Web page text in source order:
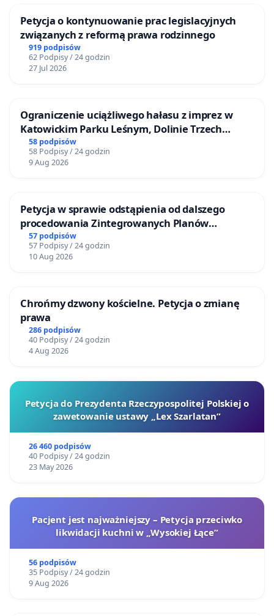
Petycja o kontynuowanie prac legislacyjnych
związanych z reformą prawa rodzinnego
919 podpisów
62 Podpisy / 24 godzin
27 Jul 2026
Ograniczenie uciążliwego hałasu z imprez w
Katowickim Parku Leśnym, Dolinie Trzech
Stawów i na Lotnisku Muchowiec
58 podpisów
58 Podpisy / 24 godzin
9 Aug 2026
Petycja w sprawie odstąpienia od dalszego
procedowania Zintegrowanych Planów
Inwestycyjnych „Myślenice – Barnasiówka” oraz
„Myślenice – Bukówka”
57 podpisów
57 Podpisy / 24 godzin
10 Aug 2026
Chrońmy dzwony kościelne. Petycja o zmianę
prawa
286 podpisów
40 Podpisy / 24 godzin
4 Aug 2026
Petycja do Prezydenta Rzeczypospolitej Polskiej o
zawetowanie ustawy „Lex Szarlatan”
26 460 podpisów
40 Podpisy / 24 godzin
23 May 2026
Pacjent jest najważniejszy – Petycja przeciwko
likwidacji kuchni w „Wysokiej Łące”
56 podpisów
35 Podpisy / 24 godzin
9 Aug 2026